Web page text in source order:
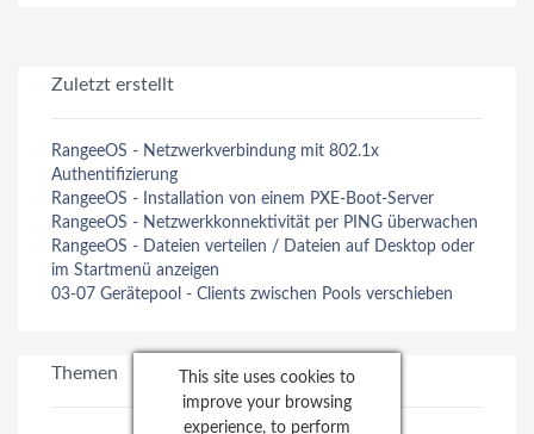
This site uses cookies to
improve your browsing
experience, to perform
Zuletzt erstellt
RangeeOS - Netzwerkverbindung mit 802.1x
Authentifizierung
RangeeOS - Installation von einem PXE-Boot-Server
RangeeOS - Netzwerkkonnektivität per PING überwachen
RangeeOS - Dateien verteilen / Dateien auf Desktop oder
im Startmenü anzeigen
03-07 Gerätepool - Clients zwischen Pools verschieben
Themen